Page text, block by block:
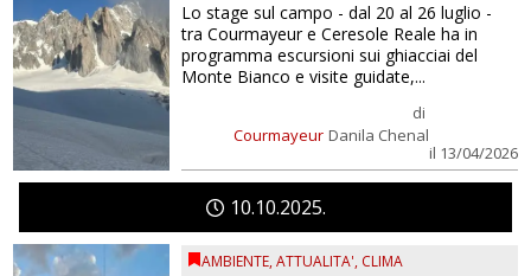
Courmayeur
di
Danila Chenal
il 13/04/2026
Lo stage sul campo - dal 20 al 26 luglio -
tra Courmayeur e Ceresole Reale ha in
programma escursioni sui ghiacciai del
Monte Bianco e visite guidate,...
10 10 2025
AMBIENTE,ATTUALITA', CLIMA